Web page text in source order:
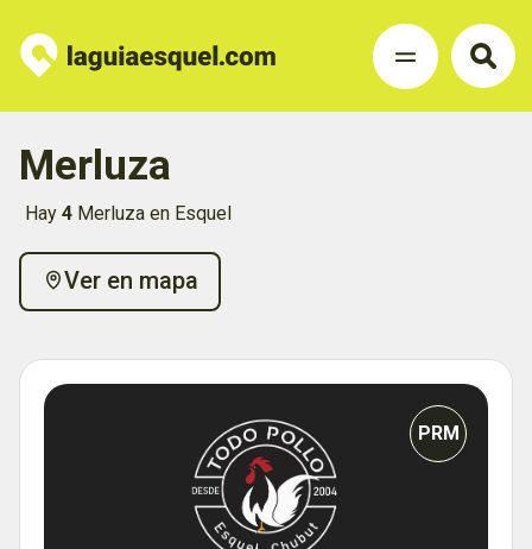
Merluza
Hay 4 Merluza en Esquel
Ver en mapa
PRM